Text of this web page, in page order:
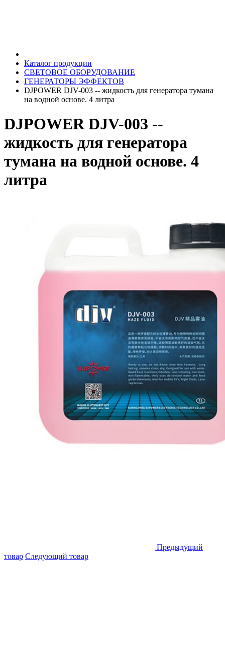
Каталог продукции
СВЕТОВОЕ ОБОРУДОВАНИЕ
ГЕНЕРАТОРЫ ЭФФЕКТОВ
DJPOWER DJV-003 -- жидкость для генератора тумана
на водной основе. 4 литра
DJPOWER DJV-003 --
жидкость для генератора
тумана на водной основе. 4
литра
Предыдущий
товар Следующий товар